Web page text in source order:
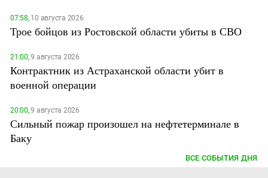
07:58,10 августа 2026
Трое бойцов из Ростовской области убиты в СВО
21:00,9 августа 2026
Контрактник из Астраханской области убит в
военной операции
20:00,9 августа 2026
Сильный пожар произошел на нефтетерминале в
Баку
ВСЕ СОБЫТИЯ ДНЯ